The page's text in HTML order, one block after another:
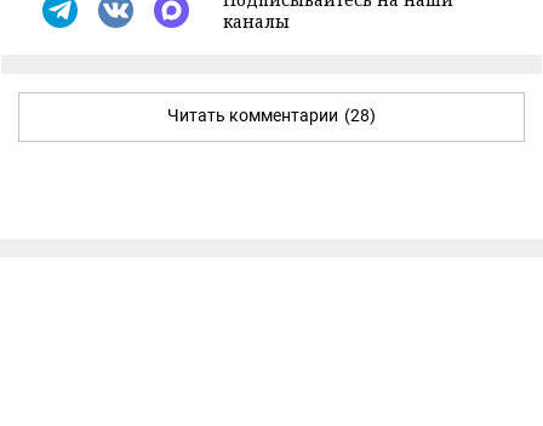
каналы
Читать комментарии (28)